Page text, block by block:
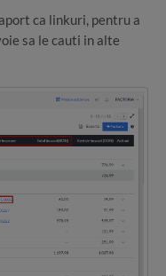
ca linkuri, pentru a
sa le cauti in alte